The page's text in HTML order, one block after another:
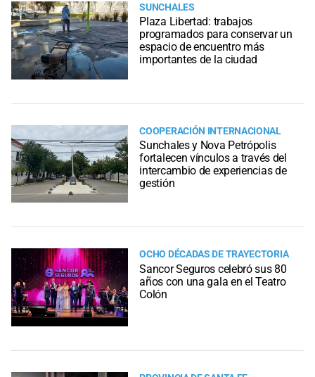
SUNCHALES
Plaza Libertad: trabajos
programados para conservar un
espacio de encuentro más
importantes de la ciudad
COOPERACIÓN INTERNACIONAL
Sunchales y Nova Petrópolis
fortalecen vínculos a través del
intercambio de experiencias de
gestión
OCHO DÉCADAS DE TRAYECTORIA
Sancor Seguros celebró sus 80
años con una gala en el Teatro
Colón